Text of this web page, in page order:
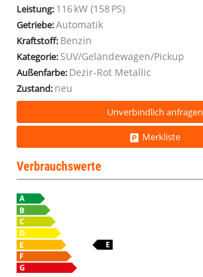
Leistung: 116 kW (158 PS)
Getriebe:Automatik
Kraftstoff: Benzin
Kategorie: SUV/Geländewagen/Pickup
Außenfarbe: Dezir-Rot Metallic
Zustand: neu
Unverbindlich anfragen
Merkliste
Verbrauchswerte